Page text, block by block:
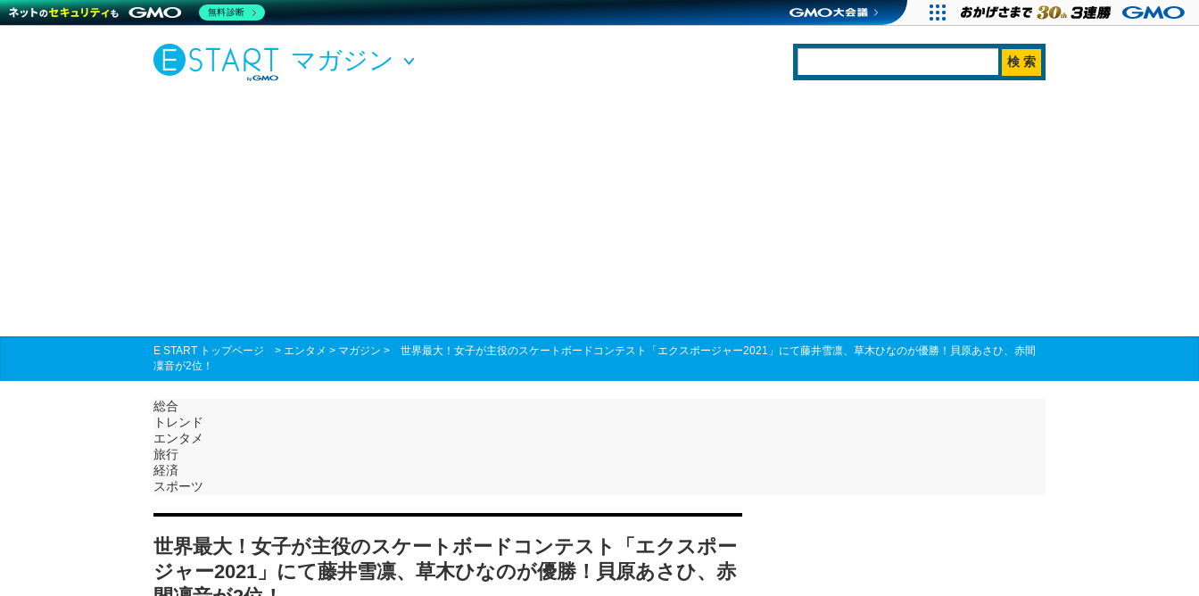
マガジン
E START トップページ > エンタメ > マガジン > 世界最大！女子が主役のスケートボードコンテスト「エクスポージャー2021」にて藤井雪凛、草木ひなのが優勝！貝原あさひ、赤間
凜音が2位！
総合
トレンド
エンタメ
旅行
経済
スポーツ
世界最大！女子が主役のスケートボードコンテスト「エクスポー
ジャー2021」にて藤井雪凛、草木ひなのが優勝！貝原あさひ、赤
無料診断